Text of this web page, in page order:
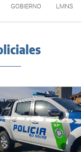
GOBIERNO LMNS